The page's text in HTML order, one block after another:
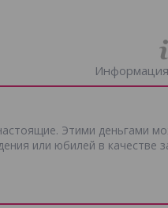
Этими деньгами
или юбилей в качестве